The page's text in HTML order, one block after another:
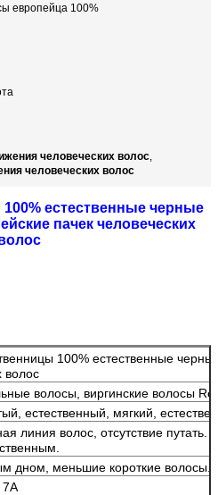
европейца 100%
человеческих волос,
человеческих волос
естественные черные
пачек человеческих
100% естественные
волос
волосы, виргинские волосы
естественный, мягкий,
линия волос, отсутствие путать.
дном, меньшие короткие волосы.
7A